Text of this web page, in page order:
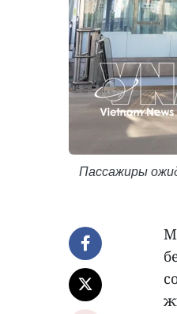
Пассажиры